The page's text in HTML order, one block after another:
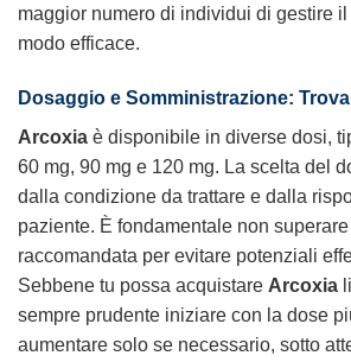
maggior numero di individui di gestire
modo efficace.
Dosaggio e Somministrazione:
Arcoxia è disponibile in diverse dosi,
60 mg, 90 mg e 120 mg. La scelta del
dalla condizione da trattare e dalla
paziente. È fondamentale non
raccomandata per evitare potenziali
Sebbene tu possa acquistare Arcoxia
sempre prudente iniziare con la dose
aumentare solo se necessario, sotto